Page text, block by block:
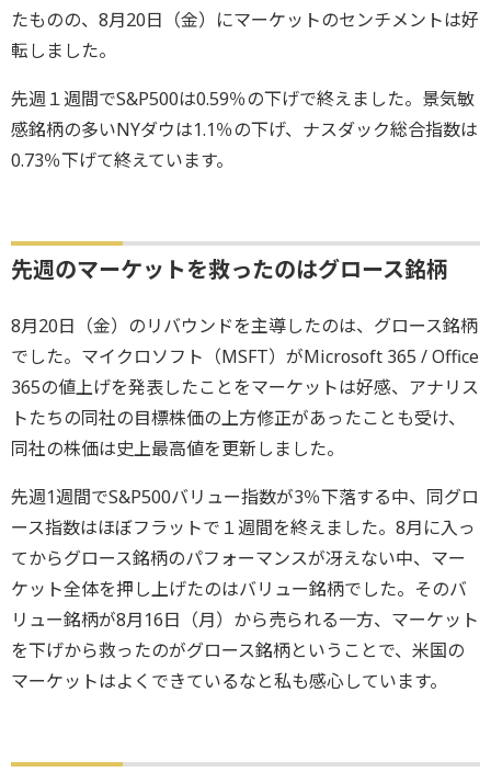
たものの、8月20日（金）にマーケットのセンチメントは好
転しました。
先週１週間でS&P500は0.59％の下げで終えました。景気敏
感銘柄の多いNYダウは1.1％の下げ、ナスダック総合指数は
0.73％下げて終えています。
先週のマーケットを救ったのはグロース銘柄
8月20日（金）のリバウンドを主導したのは、グロース銘柄
でした。マイクロソフト（MSFT）がMicrosoft 365 / Office
365の値上げを発表したことをマーケットは好感、アナリス
トたちの同社の目標株価の上方修正があったことも受け、
同社の株価は史上最高値を更新しました。
先週1週間でS&P500バリュー指数が3％下落する中、同グロ
ース指数はほぼフラットで１週間を終えました。8月に入っ
てからグロース銘柄のパフォーマンスが冴えない中、マー
ケット全体を押し上げたのはバリュー銘柄でした。そのバ
リュー銘柄が8月16日（月）から売られる一方、マーケット
を下げから救ったのがグロース銘柄ということで、米国の
マーケットはよくできているなと私も感心しています。